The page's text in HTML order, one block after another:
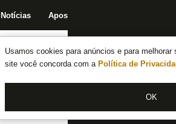
Usamos cookies para anúncios e para
site você concorda com a Política de
OK
Notícias Apostas
Notícias
Fórum
Jogos